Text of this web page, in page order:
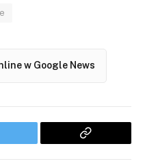
w Google News
Copy